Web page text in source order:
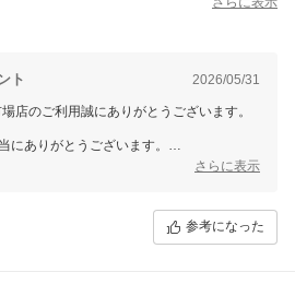
になり、しばらく家族からクレーム
笑
て超安心。
ト 2026/05/31
店のご利用誠にありがとうございます。
にありがとうございます。
に食べ切ってしまったとのこと、そして今
緒に楽しんでいただけたとのこと、心温ま
さらに表示
参考になった